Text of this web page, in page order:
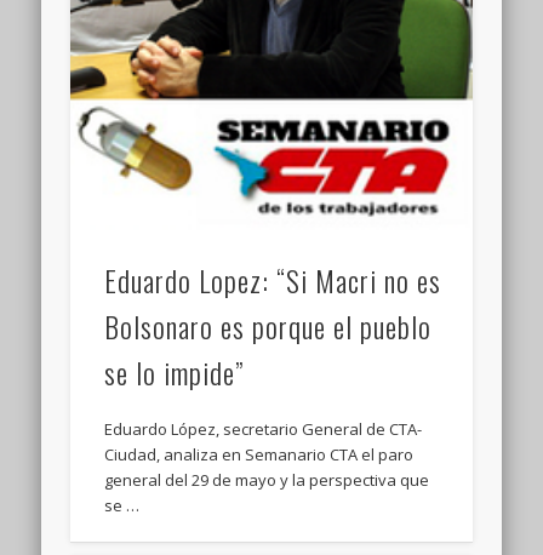
Eduardo Lopez: “Si Macri no es
Bolsonaro es porque el pueblo
se lo impide”
Eduardo López, secretario General de CTA-
Ciudad, analiza en Semanario CTA el paro
general del 29 de mayo y la perspectiva que
se …